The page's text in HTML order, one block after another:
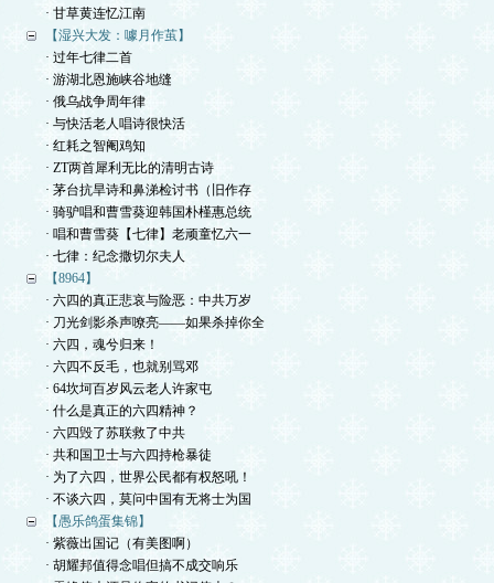
· 甘草黄连忆江南
【湿兴大发：噱月作茧】
· 过年七律二首
· 游湖北恩施峡谷地缝
· 俄乌战争周年律
· 与快活老人唱诗很快活
· 红耗之智阉鸡知
· ZT两首犀利无比的清明古诗
· 茅台抗旱诗和鼻涕检讨书（旧作存
· 骑驴唱和曹雪葵迎韩国朴槿惠总统
· 唱和曹雪葵【七律】老顽童忆六一
· 七律：纪念撒切尔夫人
【8964】
· 六四的真正悲哀与险恶：中共万岁
· 刀光剑影杀声嘹亮——如果杀掉你全
· 六四，魂兮归来！
· 六四不反毛，也就别骂邓
· 64坎坷百岁风云老人许家屯
· 什么是真正的六四精神？
· 六四毁了苏联救了中共
· 共和国卫士与六四持枪暴徒
· 为了六四，世界公民都有权怒吼！
· 不谈六四，莫问中国有无将士为国
【愚乐鸽蛋集锦】
· 紫薇出国记（有美图啊）
· 胡耀邦值得念唱但搞不成交响乐